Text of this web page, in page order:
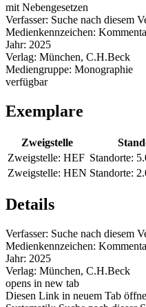
mit Nebengesetzen
Verfasser: Suche nach diesem
Medienkennzeichen:
Jahr: 2025
Verlag: München, C.H.Beck
Mediengruppe: Monographie
verfügbar
Exemplare
Zweigstelle
Zweigstelle: HEF Standorte:
Zweigstelle: HEN Standorte:
Details
Verfasser: Suche nach diesem
Medienkennzeichen:
Jahr: 2025
Verlag: München, C.H.Beck
opens in new tab
Diesen Link in neuem Tab